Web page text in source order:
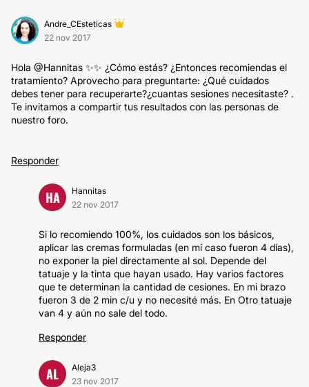
Andre_CEsteticas
22 nov 2017
Hola @Hannitas ✨✨ ¿Cómo estás? ¿Entonces recomiendas el
tratamiento? Aprovecho para preguntarte: ¿Qué cuidados
debes tener para recuperarte?¿cuantas sesiones necesitaste? .
Te invitamos a compartir tus resultados con las personas de
nuestro foro.
Responder
HA
Hannitas
22 nov 2017
Si lo recomiendo 100%, los cuidados son los básicos,
aplicar las cremas formuladas (en mi caso fueron 4 días),
no exponer la piel directamente al sol. Depende del
tatuaje y la tinta que hayan usado. Hay varios factores
que te determinan la cantidad de cesiones. En mi brazo
fueron 3 de 2 min c/u y no necesité más. En Otro tatuaje
van 4 y aún no sale del todo.
Responder
AL
Aleja3
23 nov 2017